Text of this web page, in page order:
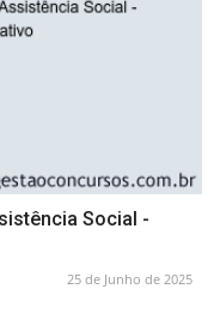
Social -
25 de Junho de 2025